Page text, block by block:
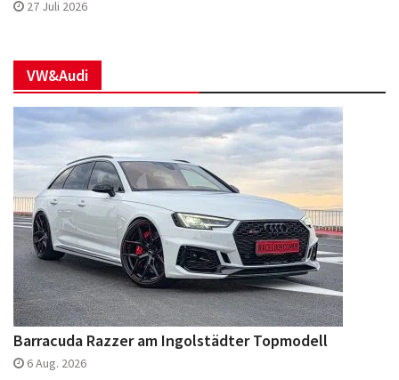
27 Juli 2026
VW&Audi
Barracuda Razzer am Ingolstädter Topmodell
6 Aug. 2026